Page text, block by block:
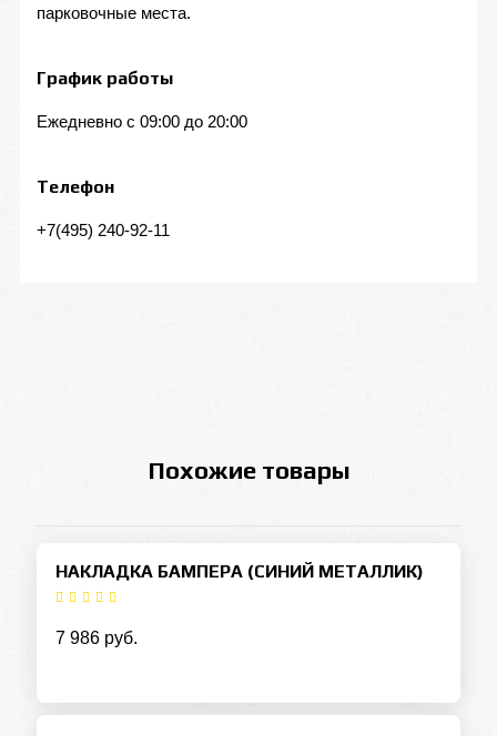
парковочные места.
График работы
Ежедневно с 09:00 до 20:00
Телефон
+7(495) 240-92-11
Похожие товары
НАКЛАДКА БАМПЕРА (СИНИЙ МЕТАЛЛИК)
7 986 руб.